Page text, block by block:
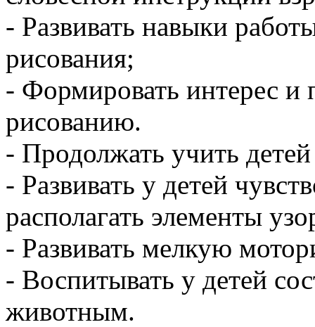
- Развивать навыки
рисования;
- Формировать интерес и
рисованию.
- Продолжать учить детей
- Развивать у детей
располагать элементы
- Развивать мелкую
- Воспитывать у детей
животным.